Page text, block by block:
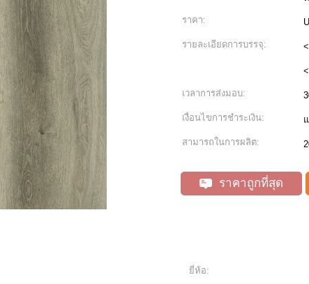
ราคา:
รายละเอียดการบรรจุ:
เวลาการส่งมอบ:
เงื่อนไขการชำระเงิน:
สามารถในการผลิต:
ราคาถูกที่สุด
ยี่ห้อ: